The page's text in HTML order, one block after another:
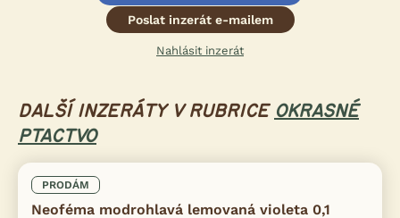
Poslat inzerát e-mailem
Nahlásit inzerát
DALŠÍ INZERÁTY V RUBRICE OKRASNÉ
PTACTVO
PRODÁM
Neoféma modrohlavá lemovaná violeta 0,1